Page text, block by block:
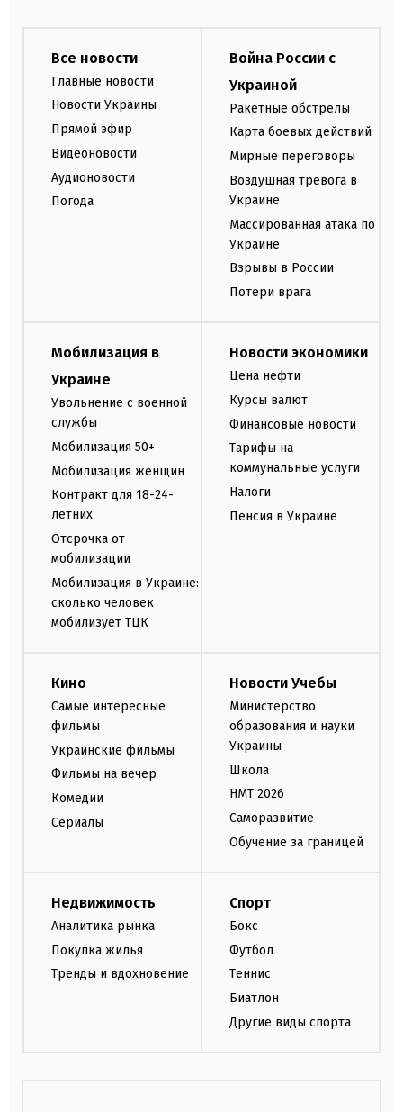
Все новости
Главные новости
Новости Украины
Прямой эфир
Видеоновости
Аудионовости
Погода
Война России с
Украиной
Ракетные обстрелы
Карта боевых действий
Мирные переговоры
Воздушная тревога в
Украине
Массированная атака по
Украине
Взрывы в России
Потери врага
Мобилизация в
Украине
Увольнение с военной
службы
Мобилизация 50+
Мобилизация женщин
Контракт для 18-24-
летних
Отсрочка от
мобилизации
Мобилизация в Украине:
сколько человек
мобилизует ТЦК
Новости экономики
Цена нефти
Курсы валют
Финансовые новости
Тарифы на
коммунальные услуги
Налоги
Пенсия в Украине
Кино
Самые интересные
фильмы
Украинские фильмы
Фильмы на вечер
Комедии
Сериалы
Новости Учебы
Министерство
образования и науки
Украины
Школа
НМТ 2026
Саморазвитие
Обучение за границей
Недвижимость
Аналитика рынка
Покупка жилья
Тренды и вдохновение
Спорт
Бокс
Футбол
Теннис
Биатлон
Другие виды спорта